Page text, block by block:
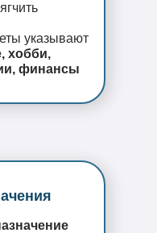
указывают
хобби,
финансы